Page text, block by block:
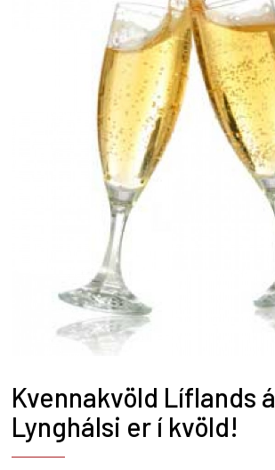
Kvennakvöld Líflands á
Lynghálsi er í kvöld!